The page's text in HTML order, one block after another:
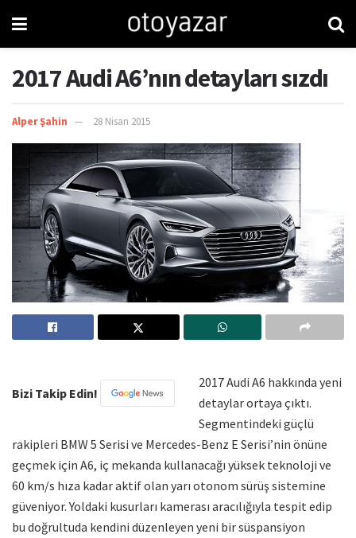
2017 Audi A6’nın detayları sızdı
Alper Şahin 28 Nisan 2015
Bizi Takip Edin!
2017 Audi A6 hakkında yeni
detaylar ortaya çıktı.
Segmentindeki güçlü
rakipleri BMW 5 Serisi ve Mercedes-Benz E Serisi’nin önüne
geçmek için A6, iç mekanda kullanacağı yüksek teknoloji ve
60 km/s hıza kadar aktif olan yarı otonom sürüş sistemine
güveniyor. Yoldaki kusurları kamerası aracılığıyla tespit edip
bu doğrultuda kendini düzenleyen yeni bir süspansiyon